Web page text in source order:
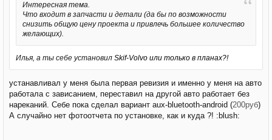
Интересная тема.
Что входит в запчасти и детали (да бы по возможности
снизить общую цену проекта и привлечь большее количество
желающих).
Илья, а ты себе установил Skif-Volvo или только в планах?!
устанавливал у меня была первая ревизия и именно у меня на авто
работала с зависанием, переставил на другой авто работает без
нареканий. Себе пока сделал вариант aux-bluetooth-android (200руб)
А случайно нет фотоотчета по установке, как и куда ?! :blush: